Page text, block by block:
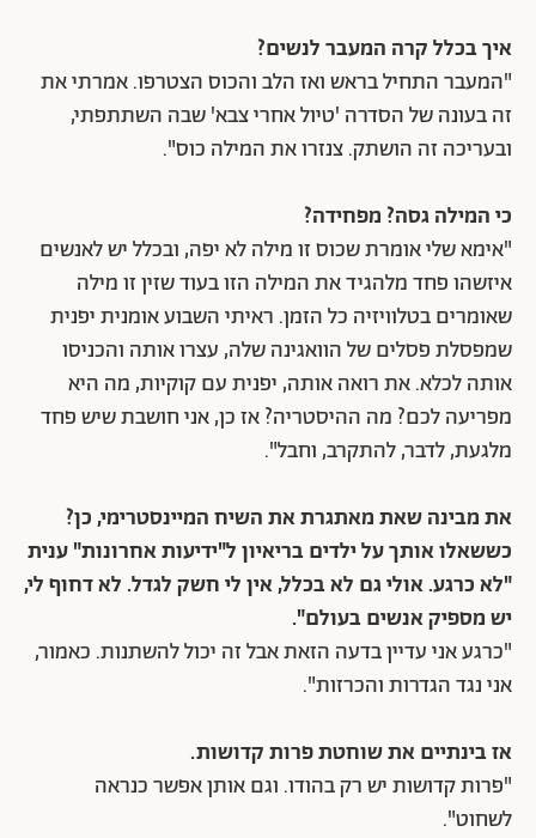
איך בכלל קרה המעבר לנשים?
"המעבר התחיל בראש ואז הלב והכוס הצטרפו. אמרתי את
זה בעונה של הסדרה 'טיול אחרי צבא' שבה השתתפתי,
ובעריכה זה הושתק. צנזרו את המילה כוס".
כי המילה גסה? מפחידה?
"אימא שלי אומרת שכוס זו מילה לא יפה, ובכלל יש לאנשים
איזשהו פחד מלהגיד את המילה הזו בעוד שזין זו מילה
שאומרים בטלוויזיה כל הזמן. ראיתי השבוע אומנית יפנית
שמפסלת פסלים של הוואגינה שלה, עצרו אותה והכניסו
אותה לכלא. את רואה אותה, יפנית עם קוקיות, מה היא
מפריעה לכם? מה ההיסטריה? אז כן, אני חושבת שיש פחד
מלגעת, לדבר, להתקרב, וחבל".
את מבינה שאת מאתגרת את השיח המיינסטרימי, כן?
כששאלו אותך על ילדים בריאיון ל"ידיעות אחרונות" ענית
"לא כרגע. אולי גם לא בכלל, אין לי חשק לגדל. לא דחוף לי,
יש מספיק אנשים בעולם".
"כרגע אני עדיין בדעה הזאת אבל זה יכול להשתנות. כאמור,
אני נגד הגדרות והכרזות".
אז בינתיים את שוחטת פרות קדושות.
"פרות קדושות יש רק בהודו. וגם אותן אפשר כנראה
לשחוט".